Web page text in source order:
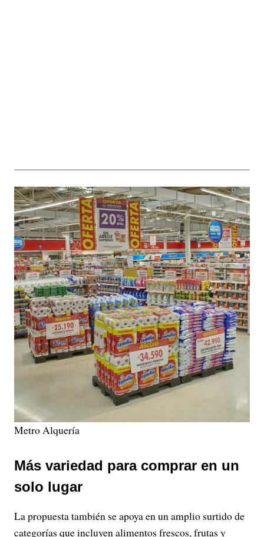
Metro Alquería
Más variedad para comprar en un
solo lugar
La propuesta también se apoya en un amplio surtido de
categorías que incluyen alimentos frescos, frutas y